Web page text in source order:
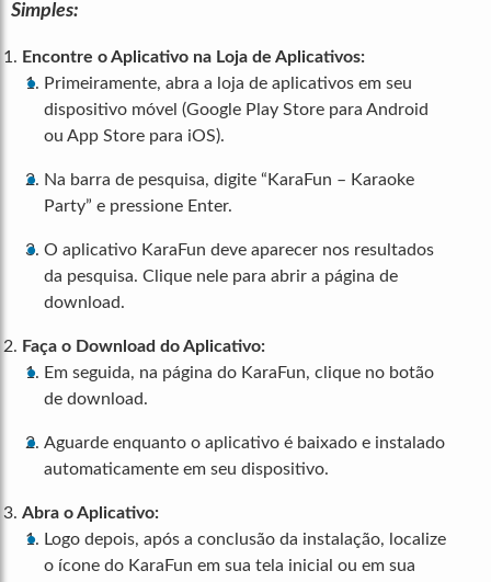
Simples:
Encontre o Aplicativo na Loja de Aplicativos:
Primeiramente, abra a loja de aplicativos em seu
dispositivo móvel (Google Play Store para Android
ou App Store para iOS).
Na barra de pesquisa, digite “KaraFun – Karaoke
Party” e pressione Enter.
O aplicativo KaraFun deve aparecer nos resultados
da pesquisa. Clique nele para abrir a página de
download.
Faça o Download do Aplicativo:
Em seguida, na página do KaraFun, clique no botão
de download.
Aguarde enquanto o aplicativo é baixado e instalado
automaticamente em seu dispositivo.
Abra o Aplicativo:
Logo depois, após a conclusão da instalação, localize
o ícone do KaraFun em sua tela inicial ou em sua